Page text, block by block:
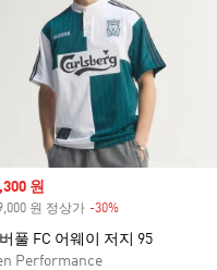
price
원
원 정상가 -30%
풀 FC 어웨이 저지 95
Performance